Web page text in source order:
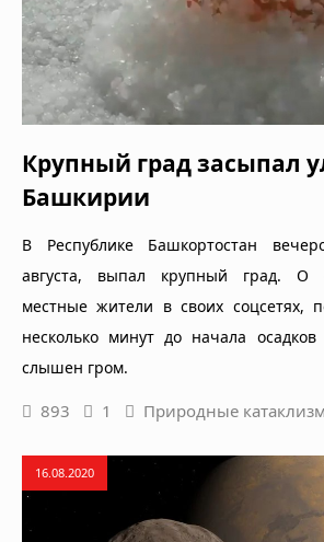
Крупный град засыпал
Башкирии
В Республике Башкортостан
августа, выпал крупный град. О
местные жители в своих соцсетях,
несколько минут до начала
слышен гром.
893 1 Природные
16.08.2020